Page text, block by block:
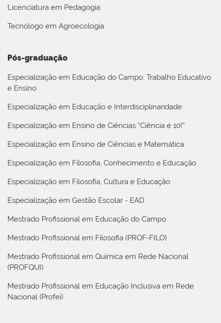
Licenciatura em Pedagogia
Tecnólogo em Agroecologia
Pós-graduação
Especialização em Educação do Campo: Trabalho Educativo
e Ensino
Especialização em Educação e Interdisciplinaridade
Especialização em Ensino de Ciências “Ciência é 10!”
Especialização em Ensino de Ciências e Matemática
Especialização em Filosofia, Conhecimento e Educação
Especialização em Filosofia, Cultura e Educação
Especialização em Gestão Escolar - EAD
Mestrado Profissional em Educação do Campo
Mestrado Profissional em Filosofia (PROF-FILO)
Mestrado Profissional em Química em Rede Nacional
(PROFQUI)
Mestrado Profissional em Educação Inclusiva em Rede
Nacional (Profei)